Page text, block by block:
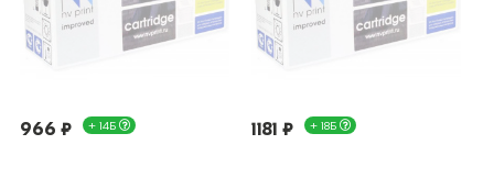
966 ₽ + 14Б 1181 ₽ + 18Б